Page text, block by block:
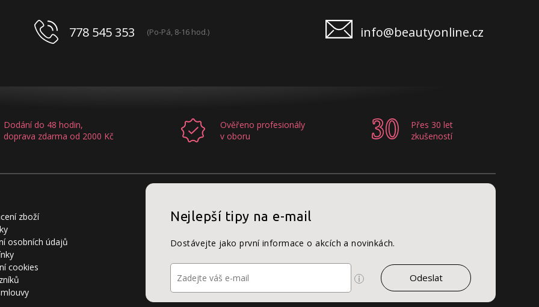
778 545 353 (Po-Pá, 8-16 hod.) info@beautyonline.cz
Dodání do 48 hodin,
doprava zdarma od 2000 Kč
Ověřeno profesionály
v oboru
Přes 30 let
zkušeností
zboží
osobních údajů
cookies
Nejlepší tipy na e-mail
Dostávejte jako první informace o akcích a novinkách.